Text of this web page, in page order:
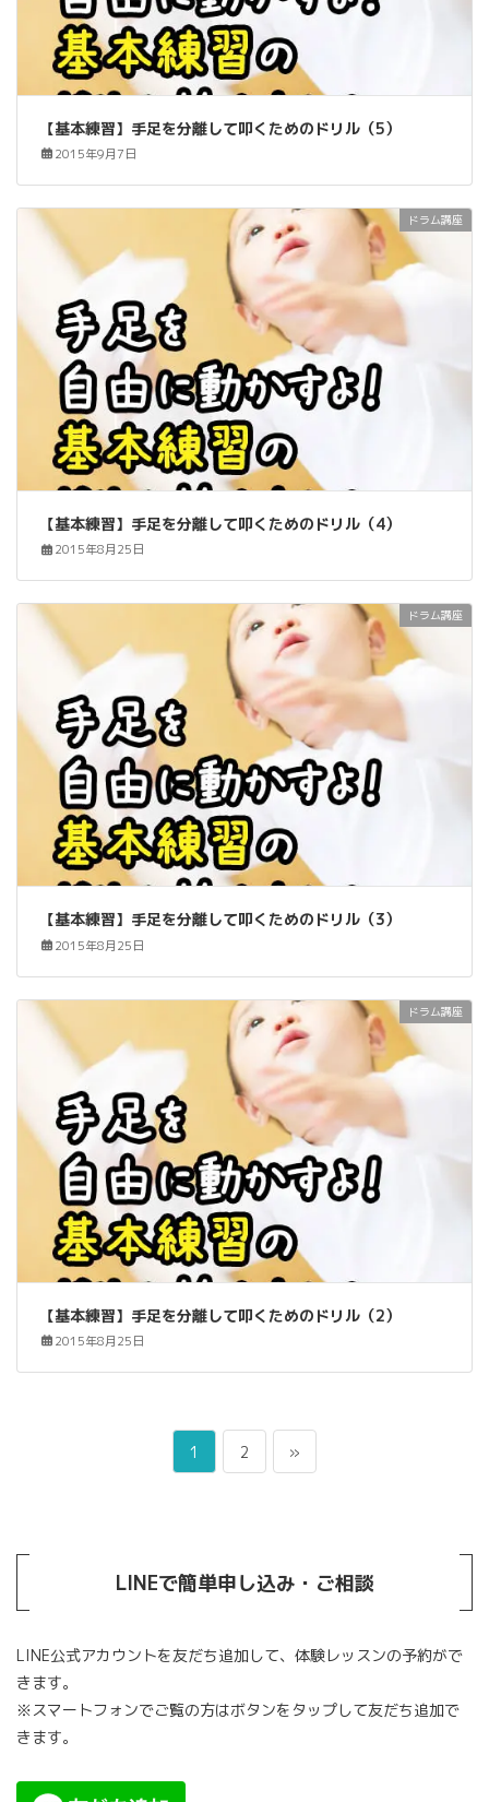
【基本練習】手足を分離して叩くためのドリル（5）
2015年9月7日
ドラム講座
【基本練習】手足を分離して叩くためのドリル（4）
2015年8月25日
ドラム講座
【基本練習】手足を分離して叩くためのドリル（3）
2015年8月25日
ドラム講座
【基本練習】手足を分離して叩くためのドリル（2）
2015年8月25日
ジ
送
り
ペ
1 ペ
2 »
LINEで簡単申し込み・ご相談
LINE公式アカウントを友だち追加して、体験レッスンの予約がで
きます。
※スマートフォンでご覧の方はボタンをタップして友だち追加で
きます。